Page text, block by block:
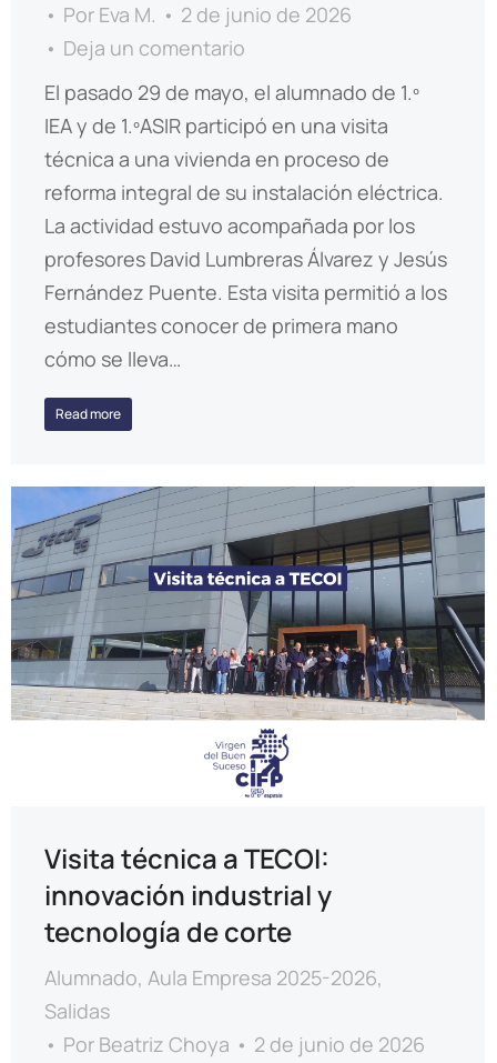
Por Eva M.
2 de junio de 2026
Deja un comentario
El pasado 29 de mayo, el alumnado de 1.º
IEA y de 1.ºASIR participó en una visita
técnica a una vivienda en proceso de
reforma integral de su instalación eléctrica.
La actividad estuvo acompañada por los
profesores David Lumbreras Álvarez y Jesús
Fernández Puente. Esta visita permitió a los
estudiantes conocer de primera mano
cómo se lleva…
Read more
Visita técnica a TECOI:
innovación industrial y
tecnología de corte
Alumnado, Aula Empresa 2025-2026,
Salidas
Por Beatriz Choya
2 de junio de 2026